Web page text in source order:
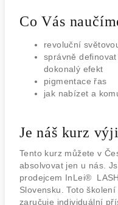
Co Vás
revoluční
správně
dokonalý efekt
pigmentace řas
jak nabízet a
Je náš kurz
Tento kurz můžete v
absolvovat jen u nás.
prodejcem InLei®
Slovensku. Toto
zaručuje individuální